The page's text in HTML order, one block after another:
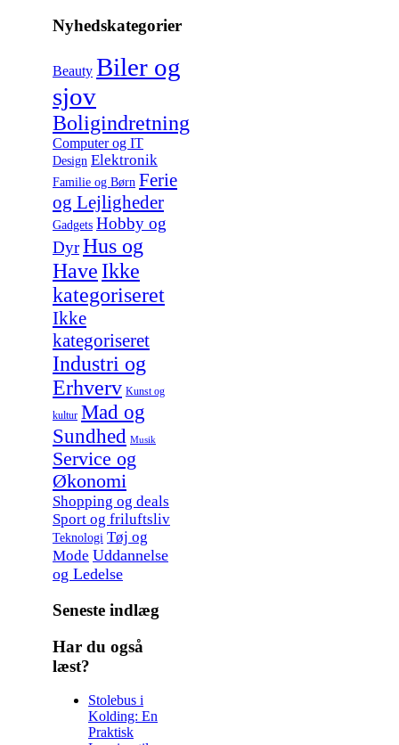
Nyhedskategorier
Beauty Biler og
sjov
Boligindretning
Computer og IT
Design Elektronik
Familie og Børn Ferie
og Lejligheder
Gadgets Hobby og
DyrHus og
Have Ikke
kategoriseret
Ikke
kategoriseret
Industri og
Erhverv Kunst og
kultur Mad og
Sundhed Musik
Service og
Økonomi
Shopping og deals
Sport og friluftsliv
Teknologi Tøj og
Mode Uddannelse
og Ledelse
Seneste indlæg
Har du også
læst?
Stolebus i
Kolding: En
Praktisk